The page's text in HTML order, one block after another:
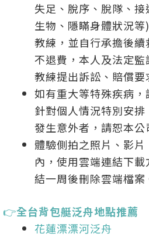
失足、脫序、脫隊、
生物、隱瞞身體狀況
教練，並自行承擔後
不退費，本人及法定
教練提出訴訟、賠償要
如有重大等特殊疾病
針對個人情況特別安
發生意外者，請恕本公
體驗側拍之照片、影
內，使用雲端連結下
結一周後刪除雲端檔案
👉全台背包艇泛舟地點推薦
花蓮漂漂河泛舟